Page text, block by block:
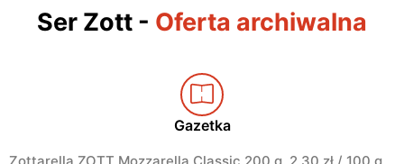
Ser Zott - Oferta archiwalna
Gazetka